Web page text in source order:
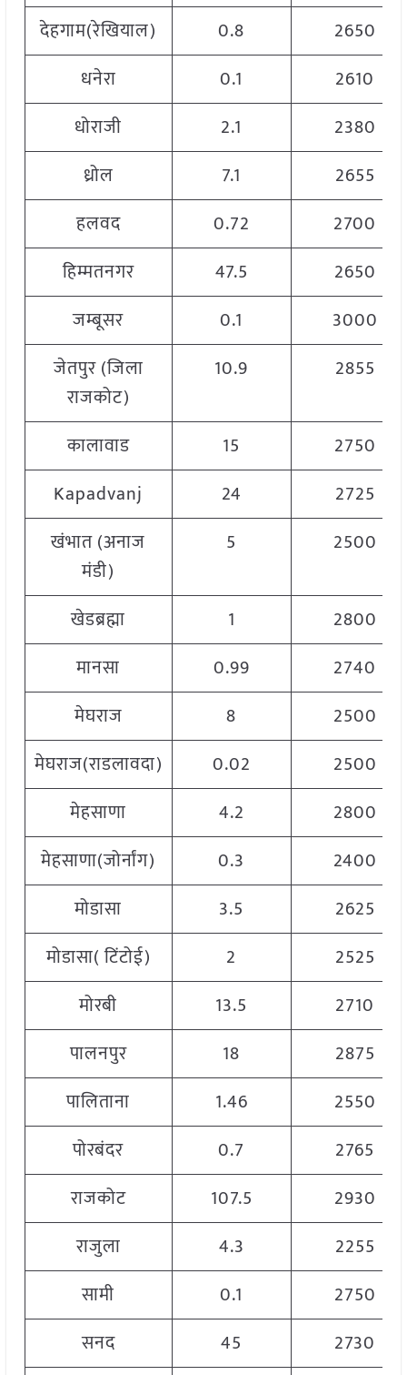
देहगाम(रेखियाल)
0.8
2650
धनेरा
0.1
2610
धोराजी
2.1
2380
ध्रोल
7.1
2655
हलवद
0.72
2700
हिम्मतनगर
47.5
2650
जम्बूसर
0.1
3000
जेतपुर (जिला
राजकोट)
10.9 2855
कालावाड 15
2750
Kapadvanj
24
2725
खंभात (अनाज
मंडी)
5 2500
खेडब्रह्मा 1
2800
मानसा
0.99
2740
मेघराज
8
2500
मेघराज(राडलावदा)
0.02
2500
मेहसाणा
4.2
2800
मेहसाणा(जोर्नांग)
0.3
2400
मोडासा
3.5
2625
मोडासा( टिंटोई)
2
2525
मोरबी
13.5
2710
पालनपुर
18
2875
पालिताना
1.46
2550
पोरबंदर
0.7
2765
राजकोट
107.5
2930
राजुला
4.3
2255
सामी
0.1
2750
सनद
45 2730